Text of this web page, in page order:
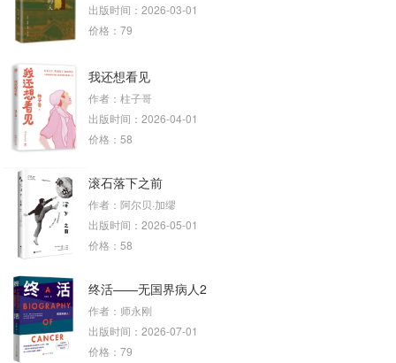
出版时间：2026-03-01
价格：79
我还想看见
作者：柱子哥
出版时间：2026-04-01
价格：58
滚石落下之前
作者：阿尔贝·加缪
出版时间：2026-05-01
价格：58
终活——无国界病人2
作者：师永刚
出版时间：2026-07-01
价格：79